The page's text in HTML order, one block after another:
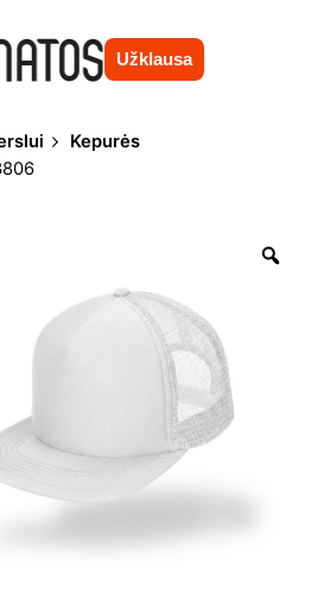
Užklausa
Kepurės